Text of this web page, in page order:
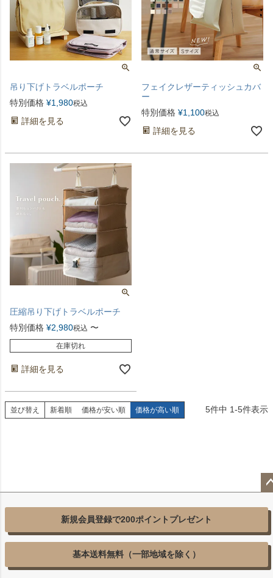
吊り下げトラベルポーチ
特別価格 ¥1,980税込
詳細を見る
フェイクレザーティッシュカバ
ー
特別価格 ¥1,100税込
詳細を見る
圧縮吊り下げトラベルポーチ
特別価格 ¥2,980税込 〜
在庫切れ
詳細を見る
並び替え 新着順 価格が安い順 価格が高い順 5件中 1-5件表示
へ
新規会員登録で200ポイントプレゼント
基本送料無料（一部地域を除く）